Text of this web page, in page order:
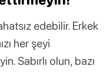
edebilir. Erkek
her şeyi
Sabırlı olun, bazı